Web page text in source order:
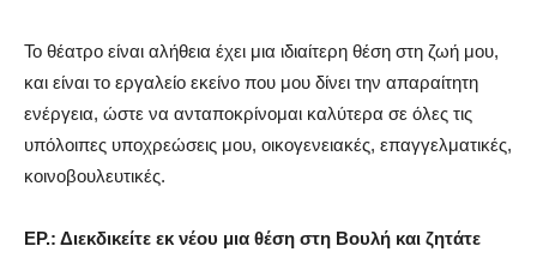
Το θέατρο είναι αλήθεια έχει μια ιδιαίτερη θέση στη ζωή μου,
και είναι το εργαλείο εκείνο που μου δίνει την απαραίτητη
ενέργεια, ώστε να ανταποκρίνομαι καλύτερα σε όλες τις
υπόλοιπες υποχρεώσεις μου, οικογενειακές, επαγγελματικές,
κοινοβουλευτικές.
ΕΡ.: Διεκδικείτε εκ νέου μια θέση στη Βουλή και ζητάτε